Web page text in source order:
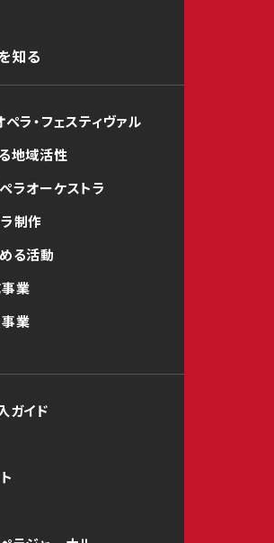
知る
ペラ・フェスティヴァル
地域活性
ラオーケストラ
制作
る活動
業
業
ガイド